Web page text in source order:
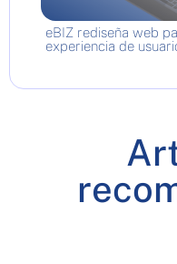
eBIZ rediseña web
experiencia de